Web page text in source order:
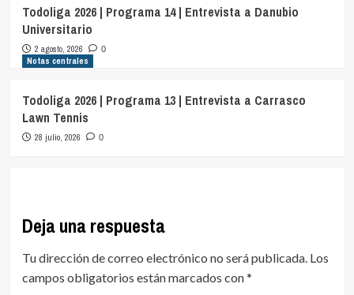
Todoliga 2026 | Programa 14 | Entrevista a Danubio
Universitario
2 agosto, 2026 0
Notas centrales
Todoliga 2026 | Programa 13 | Entrevista a Carrasco
Lawn Tennis
28 julio, 2026 0
Deja una respuesta
Tu dirección de correo electrónico no será publicada. Los
campos obligatorios están marcados con*